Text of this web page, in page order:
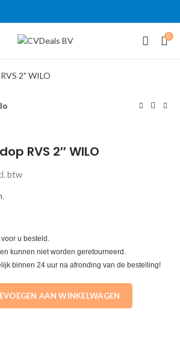
0
RVS 2″ WILO
btw
u besteld.
kunnen niet worden geretourneerd.
binnen 24 uur na afronding van de bestelling!
2" WILO aantal
AAN WINKELWAGEN